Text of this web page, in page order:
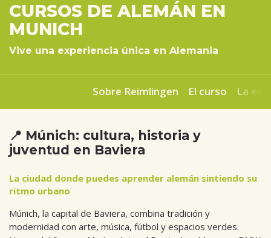
CURSOS DE ALEMÁN EN
MUNICH
Vive una experiencia única en Alemania
Sobre Reimlingen El curso La
📍 Múnich: cultura, historia y
juventud en Baviera
La ciudad donde puedes aprender alemán sintiendo su
ritmo urbano
Múnich, la capital de Baviera, combina tradición y
modernidad con arte, música, fútbol y espacios verdes.